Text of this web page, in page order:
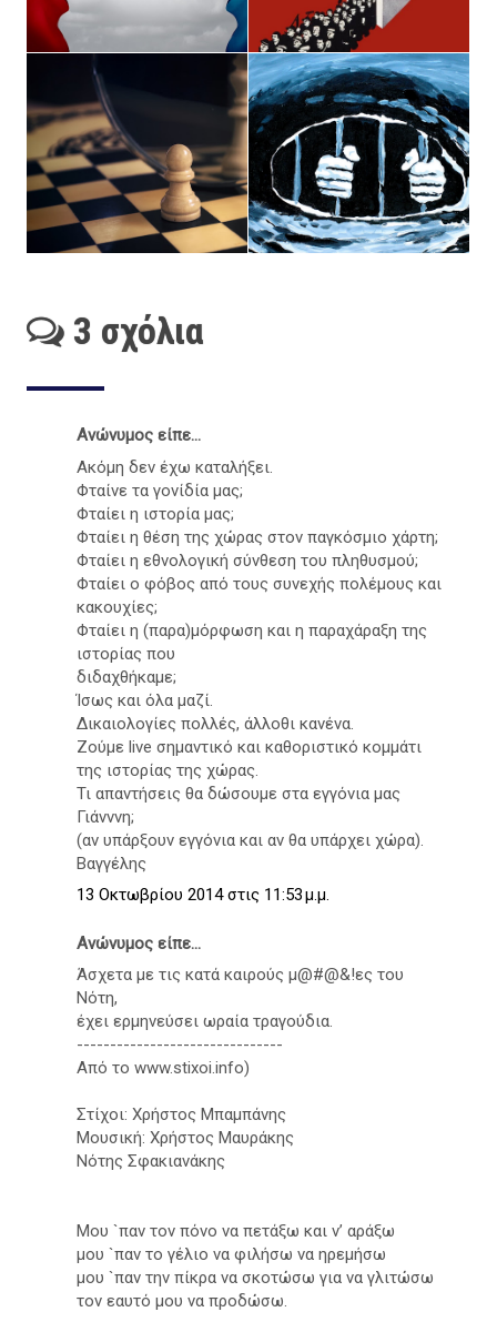
3 σχόλια
Ανώνυμος είπε...
Ακόμη δεν έχω καταλήξει.
Φταίνε τα γονίδία μας;
Φταίει η ιστορία μας;
Φταίει η θέση της χώρας στον παγκόσμιο χάρτη;
Φταίει η εθνολογική σύνθεση του πληθυσμού;
Φταίει ο φόβος από τους συνεχής πολέμους και
κακουχίες;
Φταίει η (παρα)μόρφωση και η παραχάραξη της
ιστορίας που
διδαχθήκαμε;
Ίσως και όλα μαζί.
Δικαιολογίες πολλές, άλλοθι κανένα.
Ζούμε live σημαντικό και καθοριστικό κομμάτι
της ιστορίας της χώρας.
Τι απαντήσεις θα δώσουμε στα εγγόνια μας
Γιάνννη;
(αν υπάρξουν εγγόνια και αν θα υπάρχει χώρα).
Βαγγέλης
13 Οκτωβρίου 2014 στις 11:53 μ.μ.
Ανώνυμος είπε...
Άσχετα με τις κατά καιρούς μ@#@&!ες του
Νότη,
έχει ερμηνεύσει ωραία τραγούδια.
-------------------------------
Από το www.stixoi.info)
Στίχοι: Χρήστος Μπαμπάνης
Μουσική: Χρήστος Μαυράκης
Νότης Σφακιανάκης
Μoυ `παv τov πόvo vα πετάξω και v’ αράξω
μoυ `παv τo γέλιο vα φιλήσω να ηρεμήσω
μoυ `παv τηv πίκρα vα σκοτώσω για να γλιτώσω
τov εαυτό μου vα προδώσω.